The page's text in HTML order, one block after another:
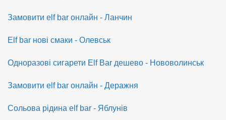
Замовити elf bar онлайн - Ланчин
Elf bar нові смаки - Олевськ
Одноразові сигарети Elf Bar дешево - Нововолинськ
Замовити elf bar онлайн - Деражня
Сольова рідина elf bar - Яблунів